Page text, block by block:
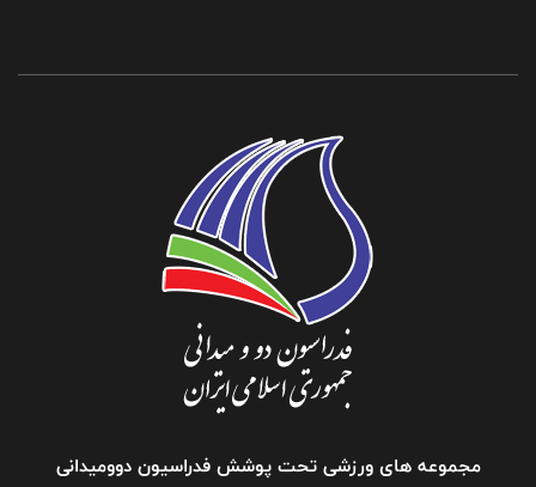
مجموعه های ورزشی تحت پوشش فدراسیون دوومیدانی